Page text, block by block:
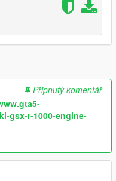
Připnutý komentář
gsx-r-1000-engine-